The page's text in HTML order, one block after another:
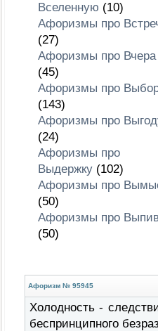
Вселенную (10)
Афоризмы про
(27)
Афоризмы про Вчера
(45)
Афоризмы про
(143)
Афоризмы про
(24)
Афоризмы про
Выдержку(102)
Афоризмы про
(50)
Афоризмы про
(50)
Афоризм № 95945
Холодность -
беспринципного